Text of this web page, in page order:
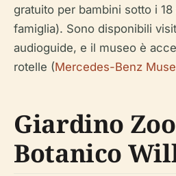
gratuito per bambini sotto i
famiglia). Sono disponibili
audioguide, e il museo è
rotelle (Mercedes-Benz
Giardino
Botanico